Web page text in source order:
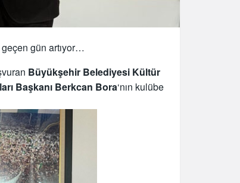
gün artıyor…
Büyükşehir Belediyesi Kültür
Başkanı Berkcan Bora‘nın kulübe